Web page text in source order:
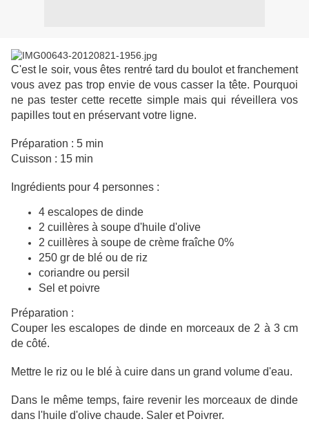
C'est le soir, vous êtes rentré tard du boulot et franchement
vous avez pas trop envie de vous casser la tête. Pourquoi
ne pas tester cette recette simple mais qui réveillera vos
papilles tout en préservant votre ligne.
Préparation : 5 min
Cuisson : 15 min
Ingrédients pour 4 personnes :
4 escalopes de dinde
2 cuillères à soupe d'huile d'olive
2 cuillères à soupe de crème fraîche 0%
250 gr de blé ou de riz
coriandre ou persil
Sel et poivre
Préparation :
Couper les escalopes de dinde en morceaux de 2 à 3 cm
de côté.
Mettre le riz ou le blé à cuire dans un grand volume d'eau.
Dans le même temps, faire revenir les morceaux de dinde
dans l'huile d'olive chaude. Saler et Poivrer.